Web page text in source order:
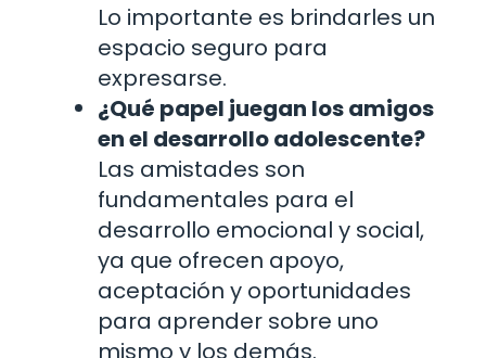
Lo importante es brindarles un
espacio seguro para
expresarse.
¿Qué papel juegan los amigos
en el desarrollo adolescente?
Las amistades son
fundamentales para el
desarrollo emocional y social,
ya que ofrecen apoyo,
aceptación y oportunidades
para aprender sobre uno
mismo y los demás.